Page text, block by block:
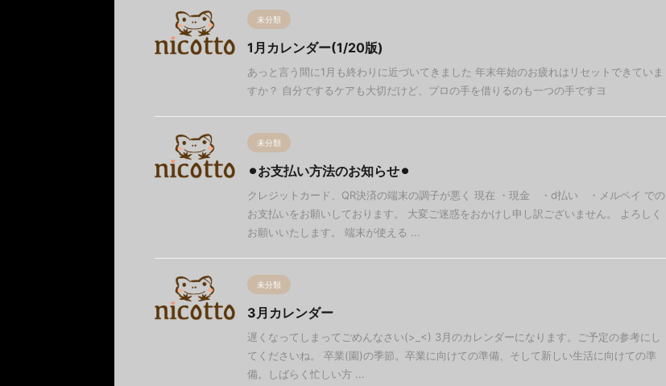
未分類
1月カレンダー(1/20版)
あっと言う間に1月も終わりに近づいてきました 年末年始のお疲れはリセットできていま
すか？ 自分でするケアも大切だけど、プロの手を借りるのも一つの手ですヨ
未分類
⚫︎お支払い方法のお知らせ⚫︎
クレジットカード、QR決済の端末の調子が悪く 現在 ・現金 ・d払い ・メルペイ での
お支払いをお願いしております。 大変ご迷惑をおかけし申し訳ございません。 よろしく
お願いいたします。 端末が使える ...
未分類
3月カレンダー
遅くなってしまってごめんなさい(>_<) 3月のカレンダーになります。ご予定の参考にし
てくださいね。 卒業(園)の季節。卒業に向けての準備、そして新しい生活に向けての準
備。しばらく忙しい方 ...